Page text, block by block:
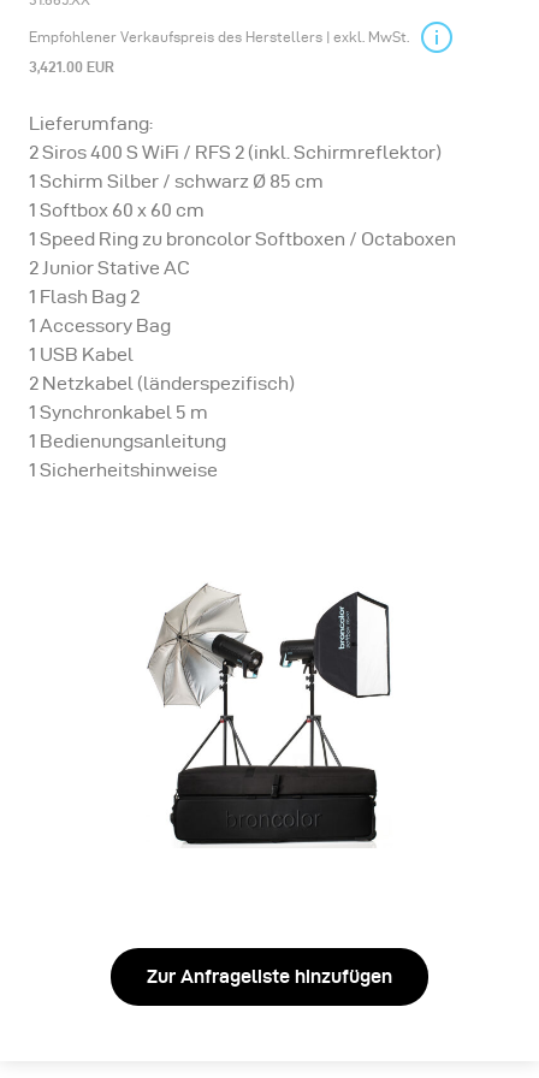
Empfohlener Verkaufspreis des Herstellers | exkl. MwSt.
3,421.00 EUR
Lieferumfang:
2 Siros 400 S WiFi / RFS 2 (inkl. Schirmreflektor)
1 Schirm Silber / schwarz Ø 85 cm
1 Softbox 60 x 60 cm
1 Speed Ring zu broncolor Softboxen / Octaboxen
2 Junior Stative AC
1 Flash Bag 2
1 Accessory Bag
1 USB Kabel
2 Netzkabel (länderspezifisch)
1 Synchronkabel 5 m
1 Bedienungsanleitung
1 Sicherheitshinweise
Zur Anfrageliste hinzufügen